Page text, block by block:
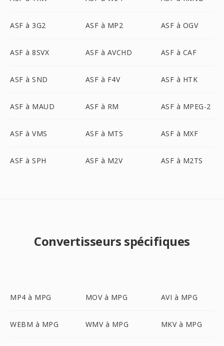
ASF à 3G2 ASF à MP2 ASF à OGV
ASF à 8SVX ASF à AVCHD ASF à CAF
ASF à SND ASF à F4V ASF à HTK
ASF à MAUD ASF à RM ASF à MPEG-2
ASF à VMS ASF à MTS ASF à MXF
ASF à SPH ASF à M2V ASF à M2TS
Convertisseurs spécifiques
MP4 à MPG MOV à MPG AVI à MPG
WEBM à MPG WMV à MPG MKV à MPG